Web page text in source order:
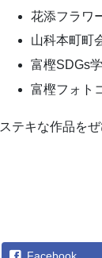
花添フラワ
山科本町町
富樫SDGs
富樫フォト
ステキな作品を